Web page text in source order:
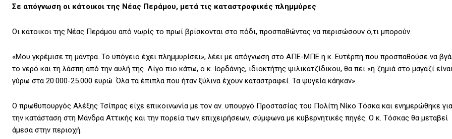
Σε απόγνωση οι κάτοικοι της Νέας Περάμου, μετά τις καταστροφικές πλημμύρες
Οι κάτοικοι της Νέας Περάμου από νωρίς το πρωί βρίσκονται στο πόδι, προσπαθώντας να περισώσουν ό,τι μπορούν.
«Μου γκρέμισε τη μάντρα. Το υπόγειο έχει πλημμυρίσει», λέει με απόγνωση στο ΑΠΕ-ΜΠΕ η κ. Ευτέρπη που προσπαθούσε να
το νερό και τη λάσπη από την αυλή της. Λίγο πιο κάτω, ο κ. Ιορδάνης, ιδιοκτήτης ψιλικατζίδικου, θα πει «η ζημιά στο μαγαζί
γύρω στα 20.000-25.000 ευρώ. Όλα τα έπιπλα που ήταν ξύλινα έχουν καταστραφεί. Τα ψυγεία κάηκαν».
Ο πρωθυπουργός Αλέξης Τσίπρας είχε επικοινωνία με τον αν. υπουργό Προστασίας του Πολίτη Νίκο Τόσκα και ενημερώθηκε για
την κατάσταση στη Μάνδρα Αττικής και την πορεία των επιχειρήσεων, σύμφωνα με κυβερνητικές πηγές. Ο κ. Τόσκας θα μεταβεί
άμεσα στην περιοχή.